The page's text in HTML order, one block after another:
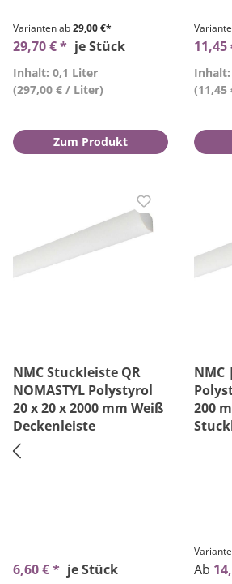
Varianten ab29,00 €*
29,70 € * je Stück
Inhalt: 0,1 Liter
(297,00 € / Liter)
Zum Produkt
11,45
(11,45
NMC Stuckleiste QR
NOMASTYL Polystyrol
20 x 20 x 2000 mm Weiß
Deckenleiste
6,60 € * je Stück
200
Ab